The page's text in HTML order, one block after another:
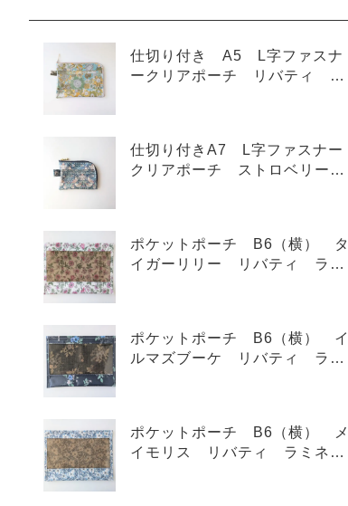
仕切り付き A5 L字ファスナ
ークリアポーチ リバティ ス
仕切り付きA7 L字ファスナー
クリアポーチ ストロベリーシ
ポケットポーチ B6（横） タ
イガーリリー リバティ ラミ
ポケットポーチ B6（横） イ
ルマズブーケ リバティ ラミ
ポケットポーチ B6（横） メ
イモリス リバティ ラミネー